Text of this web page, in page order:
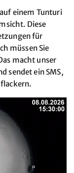
einem Tunturi
Diese
für
müssen Sie
macht unser
sendet ein SMS,